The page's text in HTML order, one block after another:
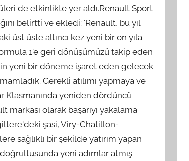
de etkinlikte yer aldı.Renault Sport
belirtti ve ekledi: 'Renault, bu yıl
üst üste altıncı kez yeni bir on yıla
1'e geri dönüşümüzü takip eden
yeni bir döneme işaret eden gelecek
Gerekli atılımı yapmaya ve
Klasmanında yeniden dördüncü
olarak başarıyı yakalama
şasi, Viry-Chatillon-
sağlıklı bir şekilde yatırım yapan
yeni adımlar atmış